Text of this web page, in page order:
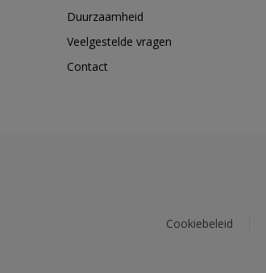
Duurzaamheid
Veelgestelde vragen
Contact
Cookiebeleid